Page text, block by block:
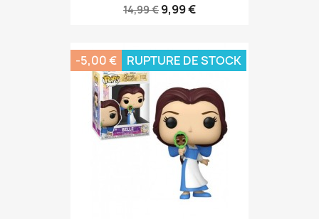
14,99 € 9,99 €
-5,00 € RUPTURE DE STOCK